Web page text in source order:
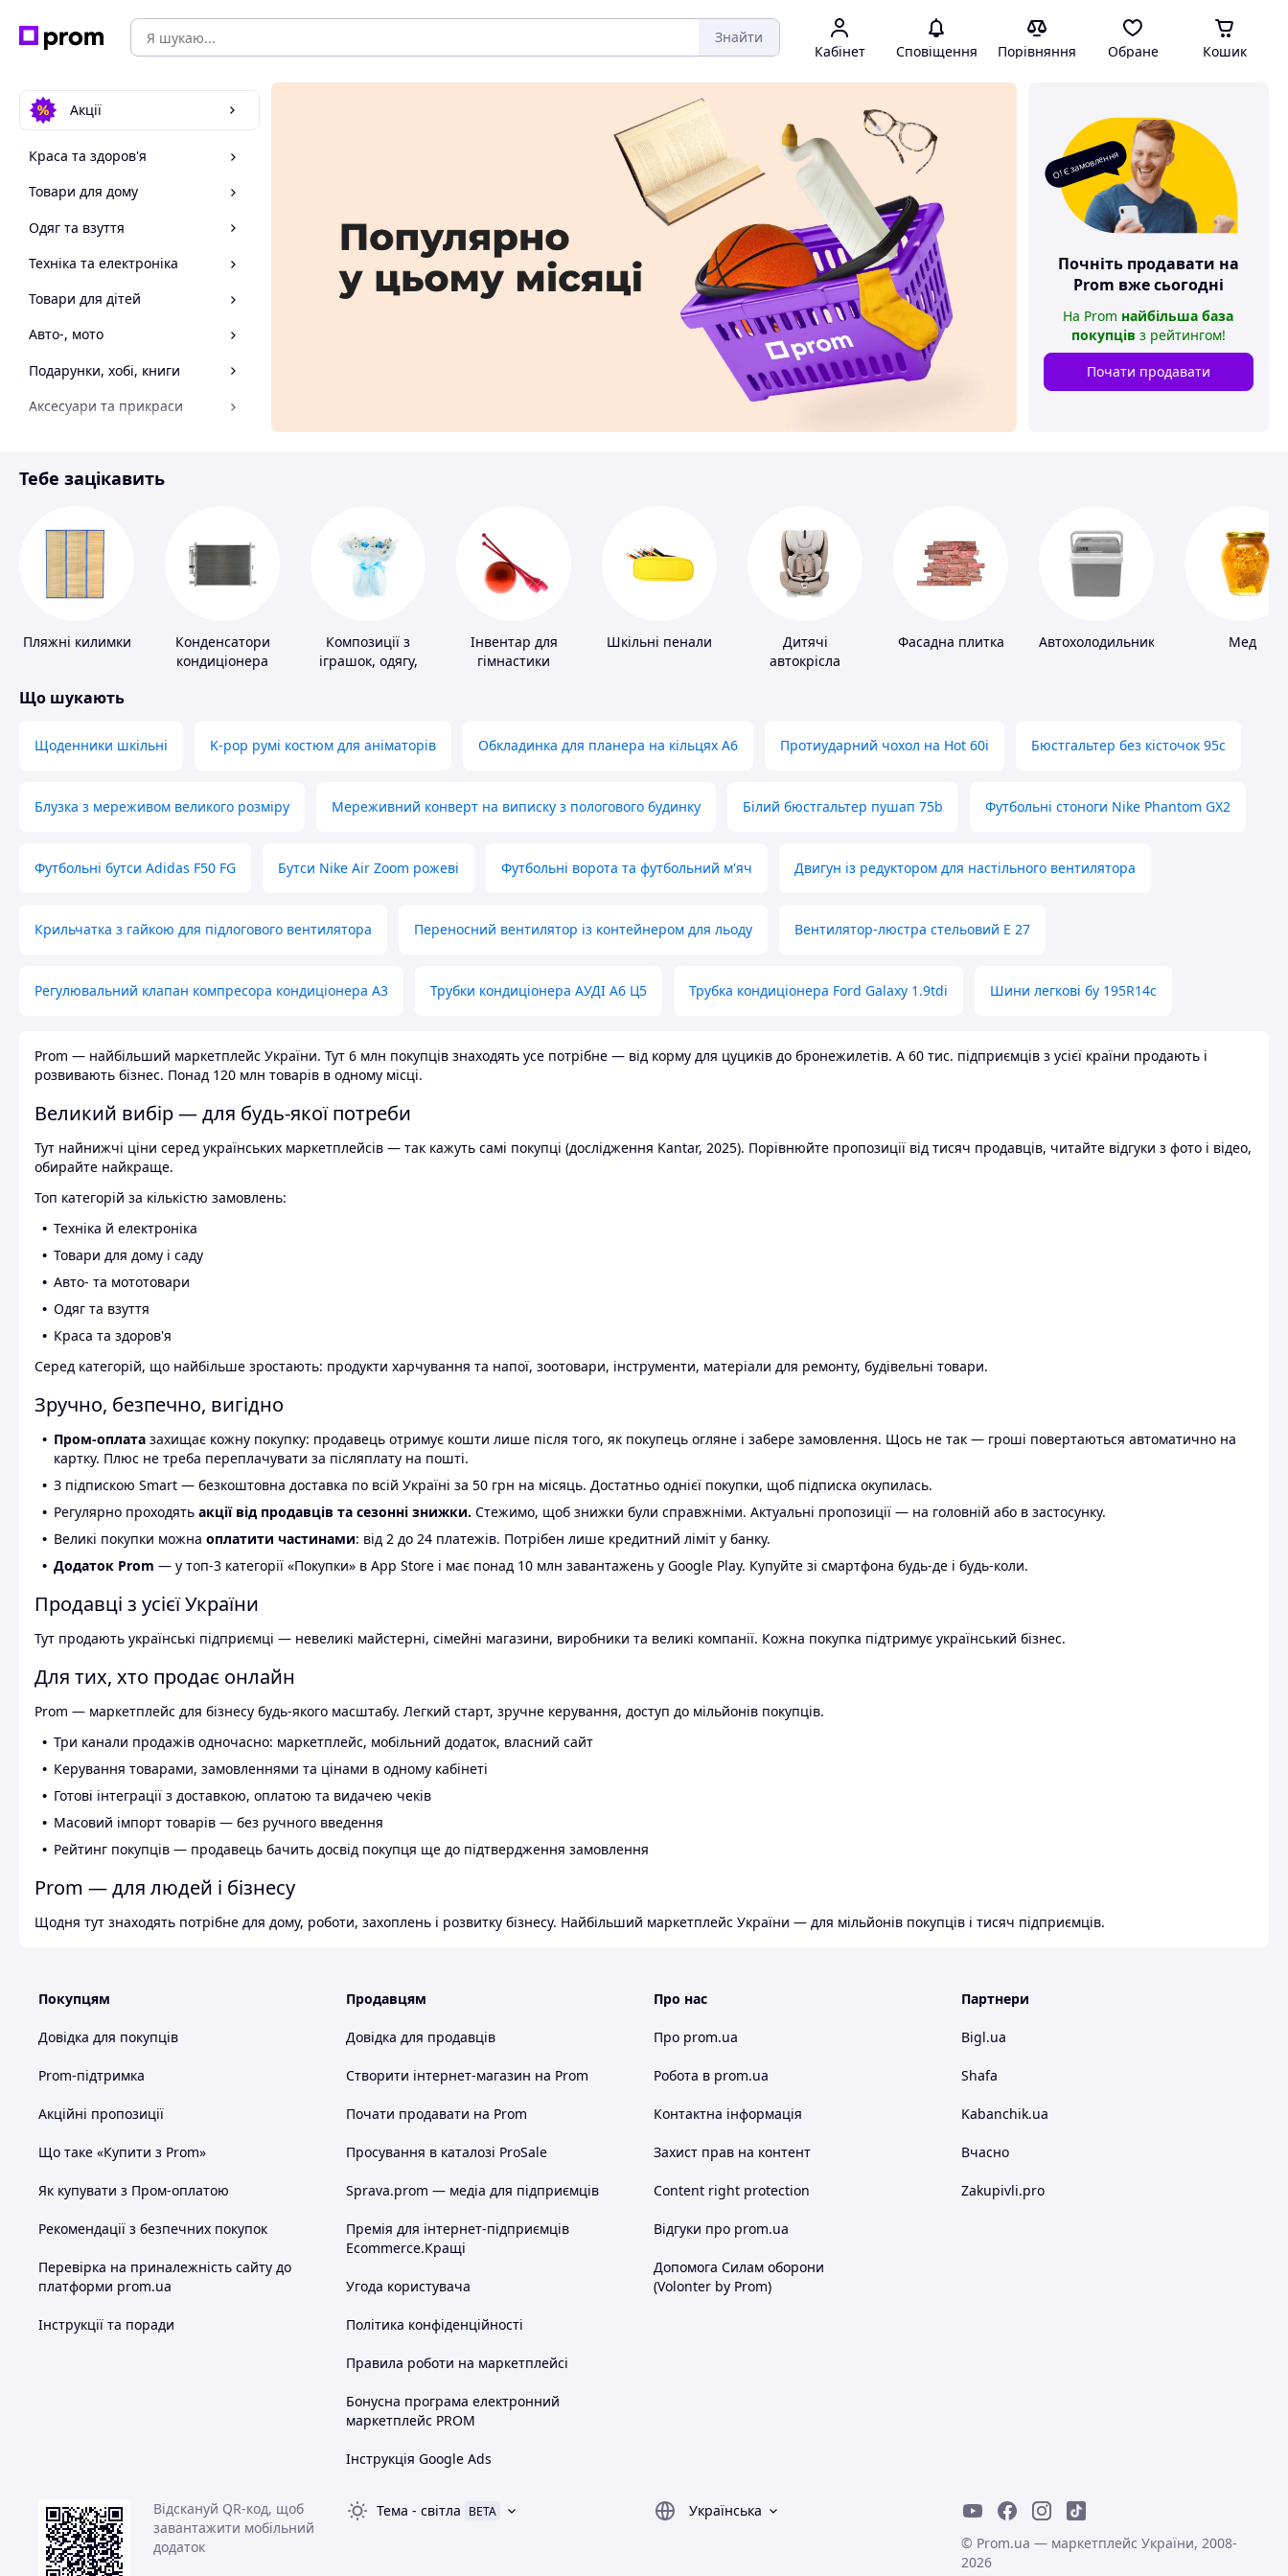
Знайти
Кабінет Сповіщення Порівняння Обране Кошик
Акції
Краса та здоров'я
Товари для дому
Одяг та взуття
Техніка та електроніка
Товари для дітей
Авто-, мото
Подарунки, хобі, книги
Аксесуари та прикраси
Спорт і відпочинок
О! Є замовлення
Почніть продавати на
Prom вже сьогодні
На Prom найбільша база
покупців з рейтингом!
Почати продавати
Тебе зацікавить
Пляжні килимки
Конденсатори
кондиціонера
Композиції з
іграшок, одягу,
Інвентар для
гімнастики
Шкільні пенали
Дитячі
автокрісла
Фасадна плитка Автохолодильники Мед
Що шукають
Щоденники шкільні K-pop румі костюм для аніматорів Обкладинка для планера на кільцях А6 Протиударний чохол на Hot 60i Бюстгальтер без кісточок 95с
Блузка з мереживом великого розміру Мереживний конверт на виписку з пологового будинку Білий бюстгальтер пушап 75b Футбольні стоноги Nike Phantom GX2
Футбольні бутси Adidas F50 FG Бутси Nike Air Zoom рожеві Футбольні ворота та футбольний м'яч Двигун із редуктором для настільного вентилятора
Крильчатка з гайкою для підлогового вентилятора Переносний вентилятор із контейнером для льоду Вентилятор-люстра стельовий E 27
Регулювальний клапан компресора кондиціонера А3 Трубки кондиціонера АУДІ А6 Ц5 Трубка кондиціонера Ford Galaxy 1.9tdi Шини легкові бу 195R14c
Prom — найбільший маркетплейс України. Тут 6 млн покупців знаходять усе потрібне — від корму для цуциків до бронежилетів. А 60 тис. підприємців з усієї країни продають і
розвивають бізнес. Понад 120 млн товарів в одному місці.
Великий вибір — для будь-якої потреби
Тут найнижчі ціни серед українських маркетплейсів — так кажуть самі покупці (дослідження Kantar, 2025). Порівнюйте пропозиції від тисяч продавців, читайте відгуки з фото і відео,
обирайте найкраще.
Топ категорій за кількістю замовлень:
Техніка й електроніка
Товари для дому і саду
Авто- та мототовари
Одяг та взуття
Краса та здоров'я
Серед категорій, що найбільше зростають: продукти харчування та напої, зоотовари, інструменти, матеріали для ремонту, будівельні товари.
Зручно, безпечно, вигідно
Пром-оплата захищає кожну покупку: продавець отримує кошти лише після того, як покупець огляне і забере замовлення. Щось не так — гроші повертаються автоматично на
картку. Плюс не треба переплачувати за післяплату на пошті.
З підпискою Smart — безкоштовна доставка по всій Україні за 50 грн на місяць. Достатньо однієї покупки, щоб підписка окупилась.
Регулярно проходять акції від продавців та сезонні знижки. Стежимо, щоб знижки були справжніми. Актуальні пропозиції — на головній або в застосунку.
Великі покупки можна оплатити частинами: від 2 до 24 платежів. Потрібен лише кредитний ліміт у банку.
Додаток Prom — у топ-3 категорії «Покупки» в App Store і має понад 10 млн завантажень у Google Play. Купуйте зі смартфона будь-де і будь-коли.
Продавці з усієї України
Тут продають українські підприємці — невеликі майстерні, сімейні магазини, виробники та великі компанії. Кожна покупка підтримує український бізнес.
Для тих, хто продає онлайн
Prom — маркетплейс для бізнесу будь-якого масштабу. Легкий старт, зручне керування, доступ до мільйонів покупців.
Три канали продажів одночасно: маркетплейс, мобільний додаток, власний сайт
Керування товарами, замовленнями та цінами в одному кабінеті
Готові інтеграції з доставкою, оплатою та видачею чеків
Масовий імпорт товарів — без ручного введення
Рейтинг покупців — продавець бачить досвід покупця ще до підтвердження замовлення
Prom — для людей і бізнесу
Щодня тут знаходять потрібне для дому, роботи, захоплень і розвитку бізнесу. Найбільший маркетплейс України — для мільйонів покупців і тисяч підприємців.
Покупцям
Довідка для покупців
Prom-підтримка
Акційні пропозиції
Що таке «Купити з Prom»
Як купувати з Пром-оплатою
Рекомендації з безпечних покупок
Перевірка на приналежність сайту до
платформи prom.ua
Інструкції та поради
Продавцям
Довідка для продавців
Створити інтернет-магазин на Prom
Почати продавати на Prom
Просування в каталозі ProSale
Sprava.prom — медіа для підприємців
Премія для інтернет-підприємців
Ecommerce.Кращі
Угода користувача
Політика конфіденційності
Правила роботи на маркетплейсі
Бонусна програма електронний
маркетплейс PROM
Інструкція Google Ads
Про нас
Про prom.ua
Робота в prom.ua
Контактна інформація
Захист прав на контент
Content right protection
Відгуки про prom.ua
Допомога Силам оборони
(Volonter by Prom)
Партнери
Bigl.ua
Shafa
Kabanchik.ua
Вчасно
Zakupivli.pro
Відскануй QR-код, щоб
завантажити мобільний
додаток
Тема - світла BETA
Українська
© Prom.ua — маркетплейс України, 2008-
2026